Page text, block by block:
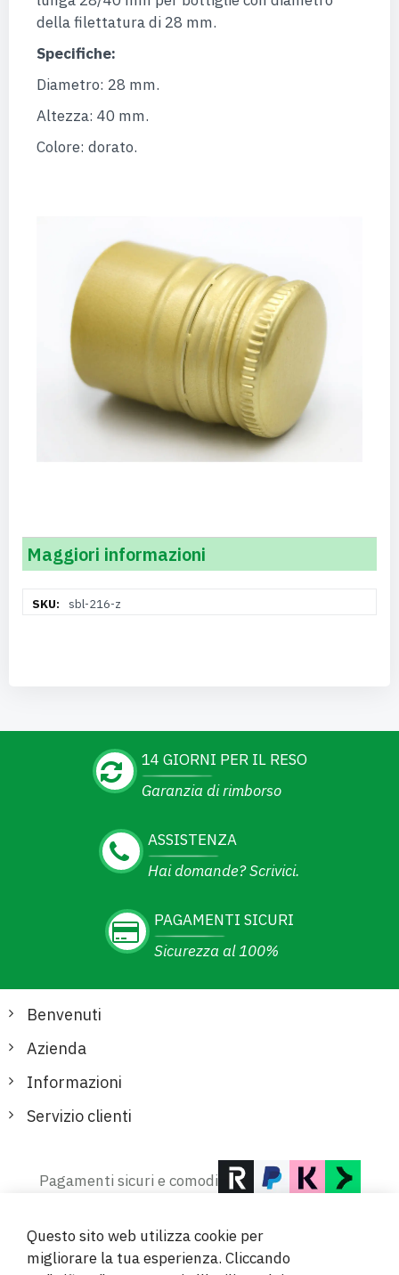
della filettatura di 28 mm.
Specifiche:
Diametro: 28 mm.
Altezza: 40 mm.
Colore: dorato.
Maggiori informazioni
Informazionisbl-216-z
14 GIORNI PER IL RESO
Garanzia di rimborso
ASSISTENZA
Hai domande? Scrivici.
PAGAMENTI SICURI
Sicurezza al 100%
Benvenuti
Azienda
Informazioni
Servizio clienti
Pagamenti sicuri e comodi
Questo sito web utilizza cookie per
migliorare la tua esperienza. Cliccando